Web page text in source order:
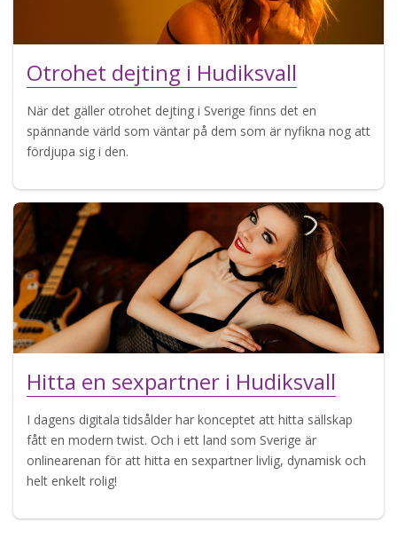
Otrohet dejting i Hudiksvall
När det gäller otrohet dejting i Sverige finns det en
spännande värld som väntar på dem som är nyfikna nog att
fördjupa sig i den.
Hitta en sexpartner i Hudiksvall
I dagens digitala tidsålder har konceptet att hitta sällskap
fått en modern twist. Och i ett land som Sverige är
onlinearenan för att hitta en sexpartner livlig, dynamisk och
helt enkelt rolig!